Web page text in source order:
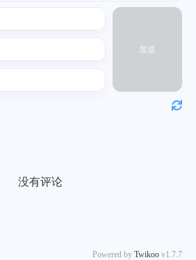
发送
没有评论
Powered by Twikoo v1.7.7